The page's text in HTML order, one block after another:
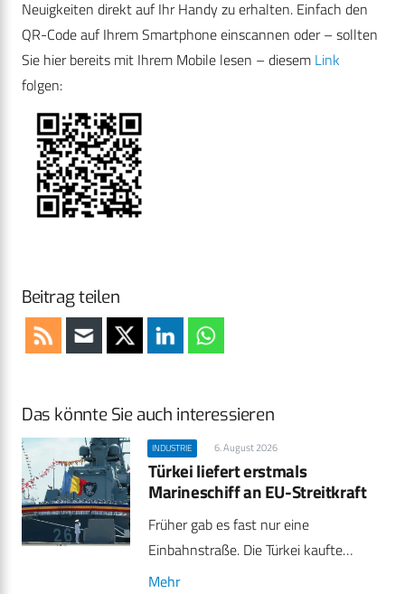
Neuigkeiten direkt auf Ihr Handy zu erhalten. Einfach den
QR-Code auf Ihrem Smartphone einscannen oder – sollten
Sie hier bereits mit Ihrem Mobile lesen – diesem Link
folgen:
Beitrag teilen
Das könnte Sie auch interessieren
INDUSTRIE 6. August 2026
Türkei liefert erstmals
Marineschiff an EU-Streitkraft
Früher gab es fast nur eine
Einbahnstraße. Die Türkei kaufte…
Mehr